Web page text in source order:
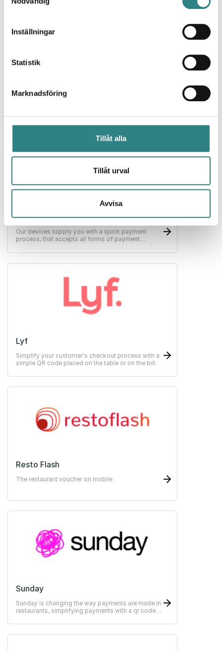
Inställningar
Statistik
Marknadsföring
Tillåt alla
Tillåt urval
Avvisa
Glory
significantly increases its efficiency.
Ingenico
Our devices supply you with a quick payment
process, that accepts all forms of payment
Lyf
Simplify your customer's checkout process with a
simple QR code placed on the table or on the bill.
Resto Flash
The restaurant voucher on mobile
Sunday
Sunday is changing the way payments are made in
restaurants, simplifying payments with a qr code,